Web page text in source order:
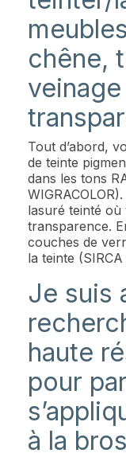
chêne,
Tout d’abord,
de teinte
dans les tons
lasuré teinté
transparence.
couches de
la teinte
Je suis
haute
pour
à la